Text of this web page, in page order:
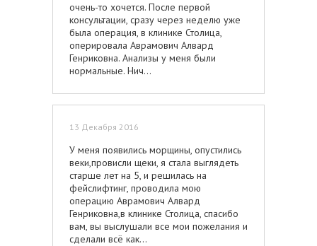
очень-то хочется. После первой
консультации, сразу через неделю уже
была операция, в клинике Столица,
оперировала Аврамович Алвард
Генриковна. Анализы у меня были
нормальные. Нич...
13 Декабря 2016
У меня появились морщины, опустились
веки,провисли щеки, я стала выглядеть
старше лет на 5, и решилась на
фейслифтинг, проводила мою
операцию Аврамович Алвард
Генриковна,в клинике Столица, спасибо
вам, вы выслушали все мои пожелания и
сделали всё как...